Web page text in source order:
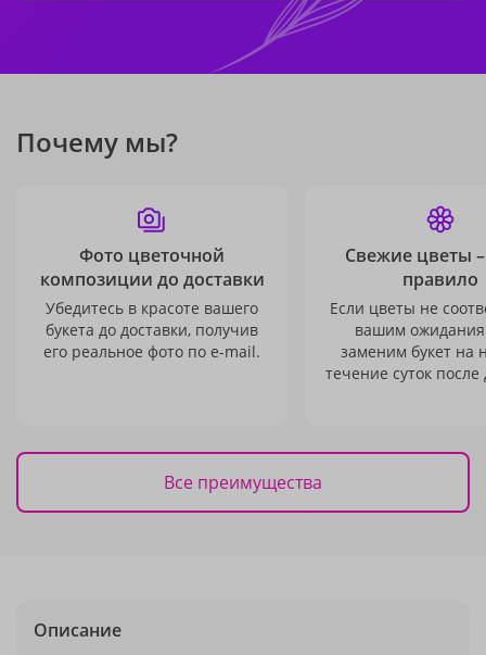
Почему мы?
Фото цветочной
композиции до доставки
Убедитесь в красоте вашего
букета до доставки, получив
его реальное фото по e-mail.
Свежие цветы
правило
Если цветы не
вашим
заменим букет на
течение суток после
Все преимущества
Описание